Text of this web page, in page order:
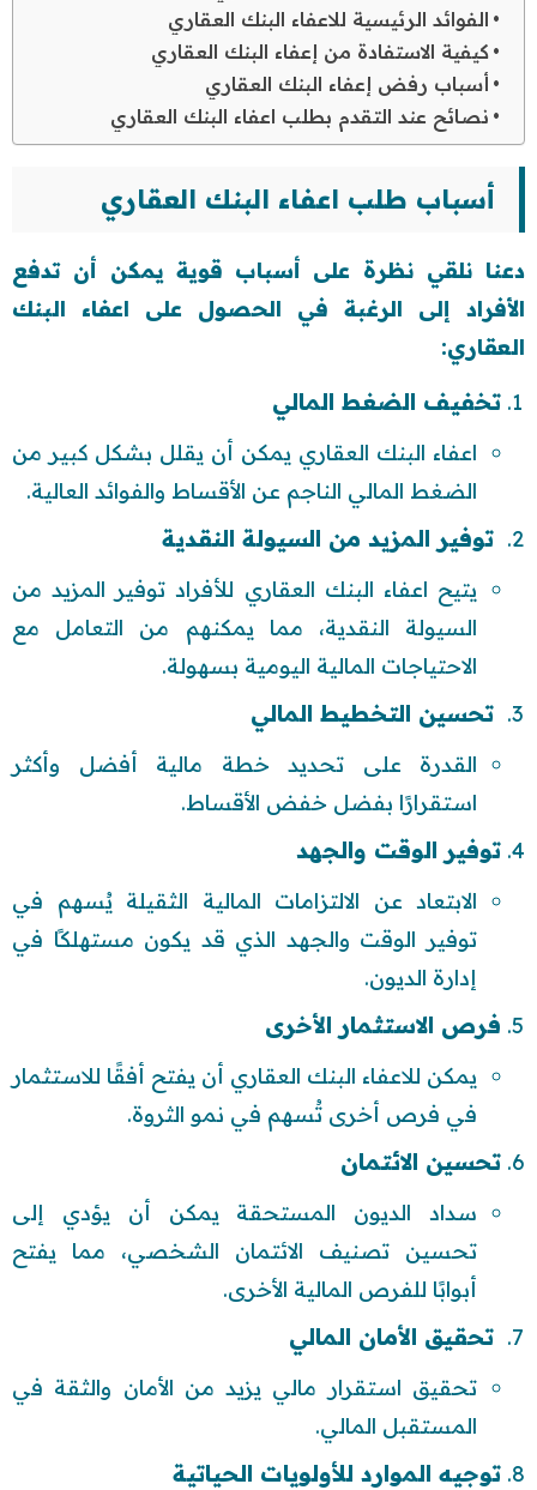
الفوائد الرئيسية للاعفاء البنك العقاري
كيفية الاستفادة من إعفاء البنك العقاري
أسباب رفض إعفاء البنك العقاري
نصائح عند التقدم بطلب اعفاء البنك العقاري
أسباب طلب اعفاء البنك العقاري
دعنا نلقي نظرة على أسباب قوية يمكن أن تدفع
الأفراد إلى الرغبة في الحصول على اعفاء البنك
العقاري:
تخفيف الضغط المالي
اعفاء البنك العقاري يمكن أن يقلل بشكل كبير من
الضغط المالي الناجم عن الأقساط والفوائد العالية.
توفير المزيد من السيولة النقدية
يتيح اعفاء البنك العقاري للأفراد توفير المزيد من
السيولة النقدية، مما يمكنهم من التعامل مع
الاحتياجات المالية اليومية بسهولة.
تحسين التخطيط المالي
القدرة على تحديد خطة مالية أفضل وأكثر
استقرارًا بفضل خفض الأقساط.
توفير الوقت والجهد
الابتعاد عن الالتزامات المالية الثقيلة يُسهم في
توفير الوقت والجهد الذي قد يكون مستهلكًا في
إدارة الديون.
فرص الاستثمار الأخرى
يمكن للاعفاء البنك العقاري أن يفتح أفقًا للاستثمار
في فرص أخرى تُسهم في نمو الثروة.
تحسين الائتمان
سداد الديون المستحقة يمكن أن يؤدي إلى
تحسين تصنيف الائتمان الشخصي، مما يفتح
أبوابًا للفرص المالية الأخرى.
تحقيق الأمان المالي
تحقيق استقرار مالي يزيد من الأمان والثقة في
المستقبل المالي.
توجيه الموارد للأولويات الحياتية